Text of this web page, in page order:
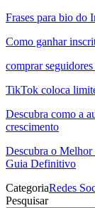
Frases para bio do
Como ganhar
comprar seguidores
TikTok coloca
Descubra como a
crescimento
Descubra o Melhor
Guia Definitivo
CategoriaRedes
Pesquisar